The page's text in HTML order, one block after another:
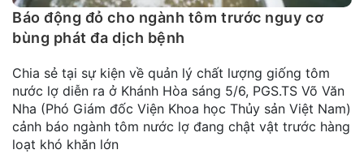
Báo động đỏ cho ngành tôm trước nguy cơ
bùng phát đa dịch bệnh
Chia sẻ tại sự kiện về quản lý chất lượng giống tôm
nước lợ diễn ra ở Khánh Hòa sáng 5/6, PGS.TS Võ Văn
Nha (Phó Giám đốc Viện Khoa học Thủy sản Việt Nam)
cảnh báo ngành tôm nước lợ đang chật vật trước hàng
loạt khó khăn lớn